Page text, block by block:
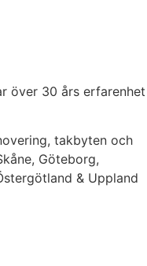
över 30 års erfarenhet
takbyten och
Göteborg,
& Uppland